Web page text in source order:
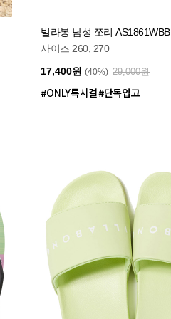
빌라봉 남성 쪼리 AS1861WBB
사이즈 260, 270
17,400원 (40%) 29,000원